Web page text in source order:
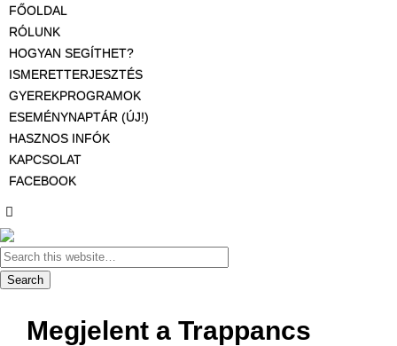
FŐOLDAL
RÓLUNK
HOGYAN SEGÍTHET?
ISMERETTERJESZTÉS
GYEREKPROGRAMOK
ESEMÉNYNAPTÁR (ÚJ!)
HASZNOS INFÓK
KAPCSOLAT
FACEBOOK
Megjelent a Trappancs